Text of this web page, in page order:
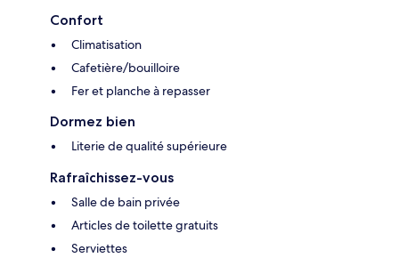
Confort
Climatisation
Cafetière/bouilloire
Fer et planche à repasser
Dormez bien
Literie de qualité supérieure
Rafraîchissez-vous
Salle de bain privée
Articles de toilette gratuits
Serviettes